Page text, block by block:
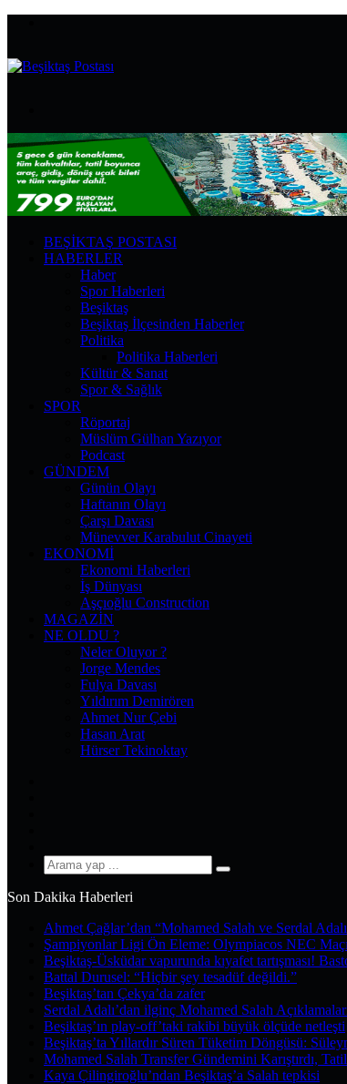
...
BEŞIKTAŞ POSTASI
HABERLER
Haber
Spor Haberleri
Beşiktaş
Beşiktaş İlçesinden Haberler
Politika
Politika Haberleri
Kültür & Sanat
Spor & Sağlık
SPOR
Röportaj
Müslüm Gülhan Yazıyor
Podcast
GÜNDEM
Günün Olayı
Haftanın Olayı
Çarşı Davası
Münevver Karabulut Cinayeti
EKONOMI
Ekonomi Haberleri
İş Dünyası
Aşçıoğlu Construction
MAGAZIN
NE OLDU ?
Neler Oluyor ?
Jorge Mendes
Fulya Davası
Yıldırım Demirören
Ahmet Nur Çebi
Hasan Arat
Hürser Tekinoktay
Arama
Son Dakika Haberleri
Ahmet Çağlar’dan “Mohamed Salah ve Serdal
Şampiyonlar Ligi Ön Eleme: Olympiacos NEC
Beşiktaş-Üsküdar vapurunda kıyafet tartışması!
Battal Durusel: “Hiçbir şey tesadüf değildi.”
Beşiktaş’tan Çekya’da zafer
Serdal Adalı’dan ilginç Mohamed Salah
Beşiktaş’ın play-off’taki rakibi büyük ölçüde netleşti
Beşiktaş’ta Yıllardır Süren Tüketim Döngüsü:
Mohamed Salah Transfer Gündemini Karıştırdı,
Kaya Çilingiroğlu’ndan Beşiktaş’a Salah tepkisi